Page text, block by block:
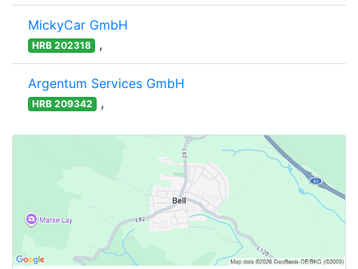
MickyCar GmbH
HRB 202318 ,
Argentum Services GmbH
HRB 209342 ,